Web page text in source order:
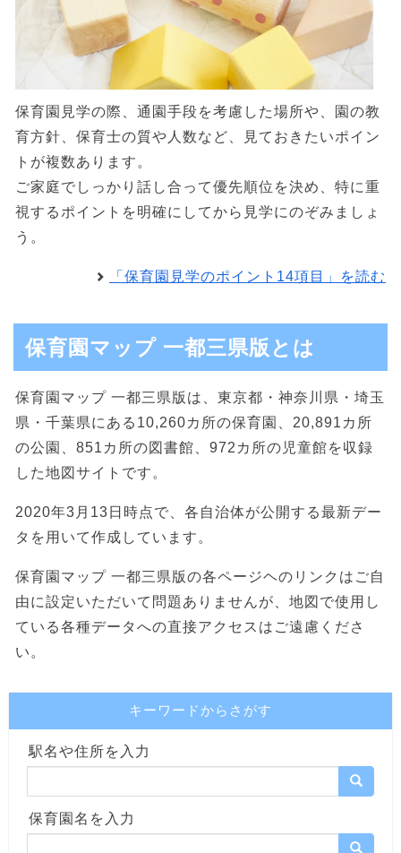
保育園見学の際、通園手段を考慮した場所や、園の教
育方針、保育士の質や人数など、見ておきたいポイン
トが複数あります。
ご家庭でしっかり話し合って優先順位を決め、特に重
視するポイントを明確にしてから見学にのぞみましょ
う。
「保育園見学のポイント14項目」を読む
保育園マップ 一都三県版とは
保育園マップ 一都三県版は、東京都・神奈川県・埼玉
県・千葉県にある10,260カ所の保育園、20,891カ所
の公園、851カ所の図書館、972カ所の児童館を収録
した地図サイトです。
2020年3月13日時点で、各自治体が公開する最新デー
タを用いて作成しています。
保育園マップ 一都三県版の各ページヘのリンクはご自
由に設定いただいて問題ありませんが、地図で使用し
ている各種データへの直接アクセスはご遠慮くださ
い。
キーワードからさがす
駅名や住所を入力
保育園名を入力